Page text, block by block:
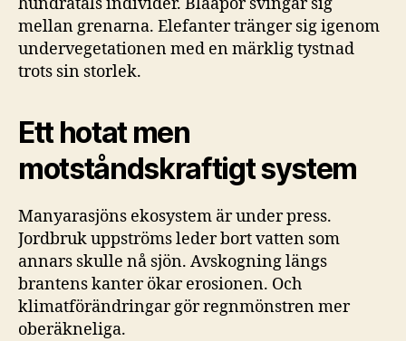
mellan grenarna. Elefanter tränger sig igenom
undervegetationen med en märklig tystnad
trots sin storlek.
Ett hotat men
motståndskraftigt system
Manyarasjöns ekosystem är under press.
Jordbruk uppströms leder bort vatten som
annars skulle nå sjön. Avskogning längs
brantens kanter ökar erosionen. Och
klimatförändringar gör regnmönstren mer
oberäkneliga.